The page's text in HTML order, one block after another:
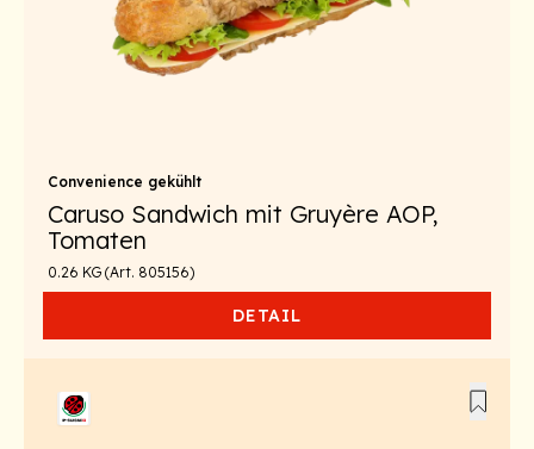
Convenience gekühlt
Caruso Sandwich mit Gruyère AOP,
Tomaten
0.26 KG (Art. 805156)
DETAIL